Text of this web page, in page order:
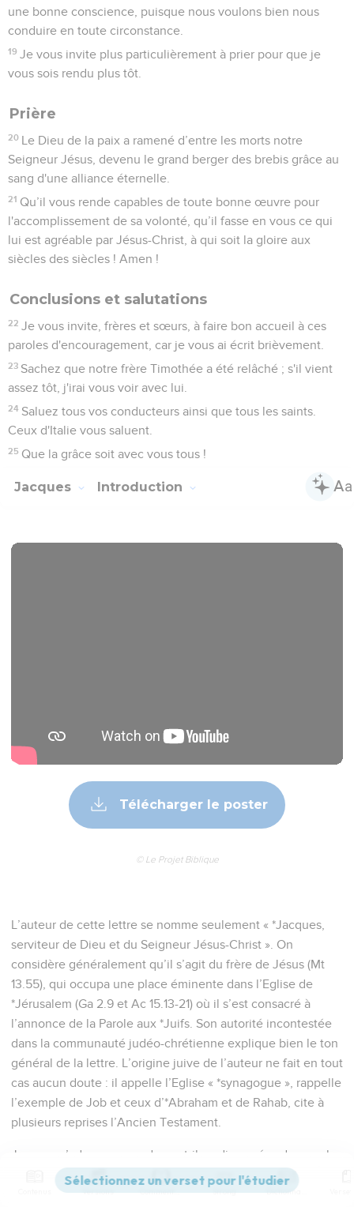
une bonne conscience, puisque nous voulons bien nous
conduire en toute circonstance.
19 Je vous invite plus particulièrement à prier pour que je
vous sois rendu plus tôt.
Prière
20 Le Dieu de la paix a ramené d’entre les morts notre
Seigneur Jésus, devenu le grand berger des brebis grâce au
sang d'une alliance éternelle.
21 Qu’il vous rende capables de toute bonne œuvre pour
l'accomplissement de sa volonté, qu’il fasse en vous ce qui
lui est agréable par Jésus-Christ, à qui soit la gloire aux
siècles des siècles ! Amen !
Conclusions et salutations
22 Je vous invite, frères et sœurs, à faire bon accueil à ces
paroles d'encouragement, car je vous ai écrit brièvement.
23 Sachez que notre frère Timothée a été relâché ; s'il vient
assez tôt, j'irai vous voir avec lui.
24 Saluez tous vos conducteurs ainsi que tous les saints.
Ceux d'Italie vous saluent.
25 Que la grâce soit avec vous tous !
Jacques Introduction
Télécharger le poster
© Le Projet Biblique
L’auteur de cette lettre se nomme seulement « *Jacques,
serviteur de Dieu et du Seigneur Jésus-Christ ». On
considère généralement qu’il s’agit du frère de Jésus (Mt
13.55), qui occupa une place éminente dans l’Eglise de
*Jérusalem (Ga 2.9 et Ac 15.13-21) où il s’est consacré à
l’annonce de la Parole aux *Juifs. Son autorité incontestée
dans la communauté judéo-chrétienne explique bien le ton
général de la lettre. L’origine juive de l’auteur ne fait en tout
cas aucun doute : il appelle l’Eglise « *synagogue », rappelle
l’exemple de Job et ceux d’*Abraham et de Rahab, cite à
plusieurs reprises l’Ancien Testament.
Jacques s’adresse aux « douze tribus dispersées du peuple
de Dieu », expression qui peut désigner l’ensemble des
chrétiens, par analogie avec le peuple de Dieu de
Versions Commentaires Strong